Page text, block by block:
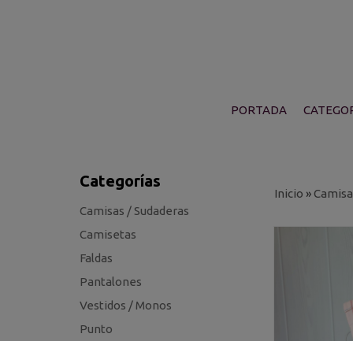
PORTADA
Categorías
Camisas / Sudaderas
Camisetas
Faldas
Pantalones
Vestidos / Monos
Punto
Inicio »